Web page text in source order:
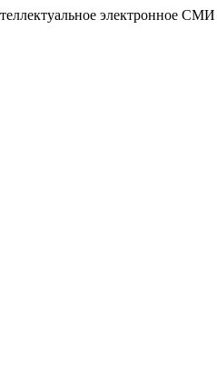
электронное